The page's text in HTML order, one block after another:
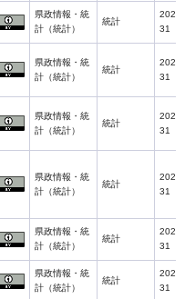
県政情報・統
計（統計）
統計
31
県政情報・統
計（統計）
統計
31
県政情報・統
計（統計）
統計
31
県政情報・統
計（統計）
統計
31
県政情報・統
計（統計）
統計
31
県政情報・統
計（統計）
統計
31